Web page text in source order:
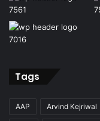
Tags
AAP Arvind Kejriwal